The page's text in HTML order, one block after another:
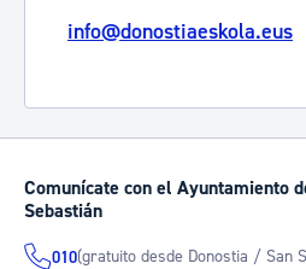
info@donostiaeskola.eus
Comunícate con el Ayuntamiento
Sebastián
010(gratuito desde Donostia / San